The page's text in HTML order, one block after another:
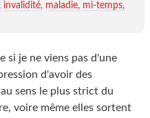
invalidité maladie mi-temps
si je ne viens pas d'une
d'avoir des
sens le plus strict du
voire même elles sortent